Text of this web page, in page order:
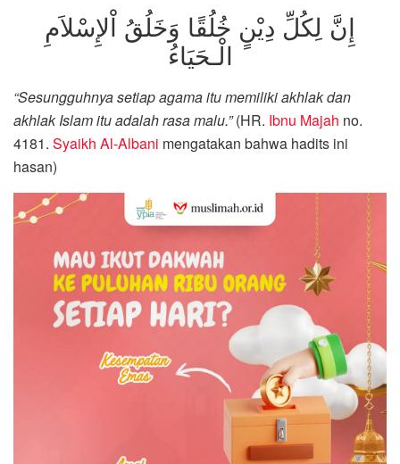
إِنَّ لِكُلِّ دِيْنٍ خُلُقًا وَخَلُقُ اْلإِسْلاَمِ
الْـحَيَاءُ
“Sesungguhnya setiap agama itu memiliki akhlak dan
akhlak Islam itu adalah rasa malu.”(HR. Ibnu Majah no.
4181. Syaikh Al-Albani mengatakan bahwa hadits ini
hasan)